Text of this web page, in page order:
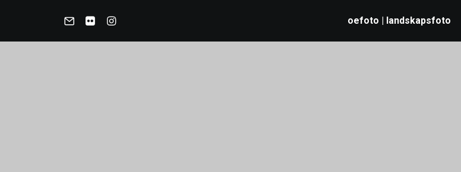
oefoto | landskapsfoto